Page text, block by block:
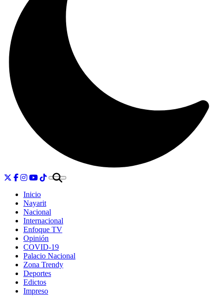
Inicio
Nayarit
Nacional
Internacional
Enfoque TV
Opinión
COVID-19
Palacio Nacional
Zona Trendy
Deportes
Edictos
Impreso